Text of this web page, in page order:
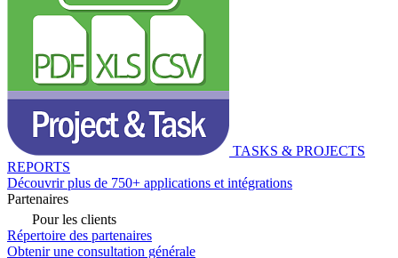
TASKS & PROJECTS
REPORTS
Découvrir plus de 750+ applications et intégrations
Partenaires
Pour les clients
Répertoire des partenaires
Obtenir une consultation générale